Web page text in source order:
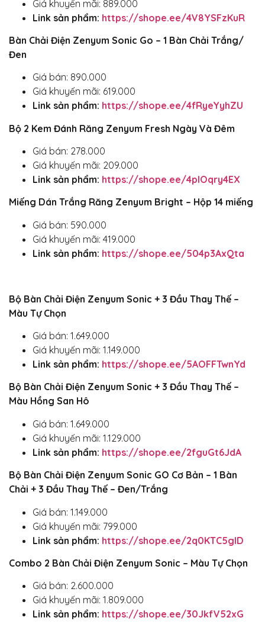
Giá khuyến mãi: 889.000
Link sản phẩm: https://shope.ee/4V8YSFzKuR
Bàn Chải Điện Zenyum Sonic Go – 1 Bàn Chải Trắng/
Đen
Giá bán: 890.000
Giá khuyến mãi: 619.000
Link sản phẩm: https://shope.ee/4fRyeYyhZU
Bộ 2 Kem Đánh Răng Zenyum Fresh Ngày Và Đêm
Giá bán: 278.000
Giá khuyến mãi: 209.000
Link sản phẩm: https://shope.ee/4plOqry4EX
Miếng Dán Trắng Răng Zenyum Bright – Hộp 14 miếng
Giá bán: 590.000
Giá khuyến mãi: 419.000
Link sản phẩm: https://shope.ee/504p3AxQta
Bộ Bàn Chải Điện Zenyum Sonic + 3 Đầu Thay Thế –
Màu Tự Chọn
Giá bán: 1.649.000
Giá khuyến mãi: 1.149.000
Link sản phẩm: https://shope.ee/5AOFFTwnYd
Bộ Bàn Chải Điện Zenyum Sonic + 3 Đầu Thay Thế –
Màu Hồng San Hô
Giá bán: 1.649.000
Giá khuyến mãi: 1.129.000
Link sản phẩm: https://shope.ee/2fguGt6JdA
Bộ Bàn Chải Điện Zenyum Sonic GO Cơ Bản – 1 Bàn
Chải + 3 Đầu Thay Thế – Đen/Trắng
Giá bán: 1.149.000
Giá khuyến mãi: 799.000
Link sản phẩm: https://shope.ee/2q0KTC5gID
Combo 2 Bàn Chải Điện Zenyum Sonic – Màu Tự Chọn
Giá bán: 2.600.000
Giá khuyến mãi: 1.809.000
Link sản phẩm: https://shope.ee/30JkfV52xG